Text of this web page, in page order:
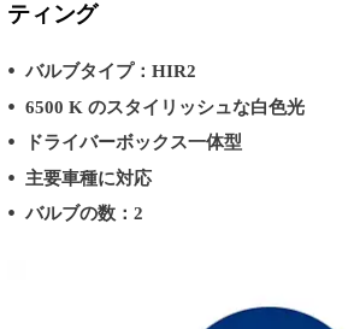
ティング
バルブタイプ：HIR2
6500 K のスタイリッシュな白色光
ドライバーボックス一体型
主要車種に対応
バルブの数：2